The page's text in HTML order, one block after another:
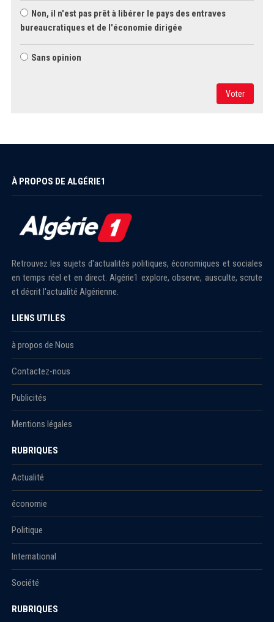
Non, il n'est pas prêt à libérer le pays des entraves
bureaucratiques et de l'économie dirigée
Sans opinion
Voter
À PROPOS DE ALGÉRIE1
Retrouvez les sujets d'actualités politiques, économiques et sociales
en temps réel et en direct. Algérie1 explore, observe, ausculte, scrute
et décrit l'actualité Algérienne.
LIENS UTILES
à propos de Nous
Contactez-nous
Publicités
Mentions légales
RUBRIQUES
Actualité
économie
Politique
International
Société
RUBRIQUES